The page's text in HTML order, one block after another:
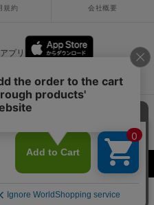
カートに入れる
規約 会社概要
プリ
ちら
LINE mail
All Rights Reserved.